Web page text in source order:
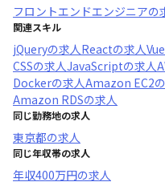
フロントエンドエンジニアの
関連スキル
jQueryの求人Reactの求人
CSSの求人JavaScriptの求人
Dockerの求人Amazon EC2
Amazon RDSの求人
同じ勤務地の求人
東京都の求人
同じ年収帯の求人
年収400万円の求人